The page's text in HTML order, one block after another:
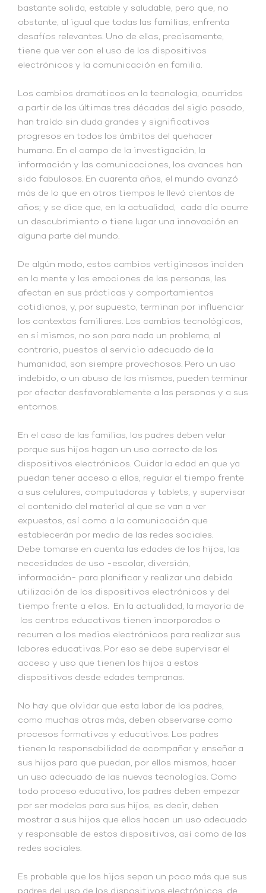
bastante solida, estable y saludable, pero que, no
obstante, al igual que todas las familias, enfrenta
desafíos relevantes. Uno de ellos, precisamente,
tiene que ver con el uso de los dispositivos
electrónicos y la comunicación en familia.
Los cambios dramáticos en la tecnología, ocurridos
a partir de las últimas tres décadas del siglo pasado,
han traído sin duda grandes y significativos
progresos en todos los ámbitos del quehacer
humano. En el campo de la investigación, la
información y las comunicaciones, los avances han
sido fabulosos. En cuarenta años, el mundo avanzó
más de lo que en otros tiempos le llevó cientos de
años; y se dice que, en la actualidad, cada día ocurre
un descubrimiento o tiene lugar una innovación en
alguna parte del mundo.
De algún modo, estos cambios vertiginosos inciden
en la mente y las emociones de las personas, les
afectan en sus prácticas y comportamientos
cotidianos, y, por supuesto, terminan por influenciar
los contextos familiares. Los cambios tecnológicos,
en sí mismos, no son para nada un problema, al
contrario, puestos al servicio adecuado de la
humanidad, son siempre provechosos. Pero un uso
indebido, o un abuso de los mismos, pueden terminar
por afectar desfavorablemente a las personas y a sus
entornos.
En el caso de las familias, los padres deben velar
porque sus hijos hagan un uso correcto de los
dispositivos electrónicos. Cuidar la edad en que ya
puedan tener acceso a ellos, regular el tiempo frente
a sus celulares, computadoras y tablets, y supervisar
el contenido del material al que se van a ver
expuestos, así como a la comunicación que
establecerán por medio de las redes sociales.
Debe tomarse en cuenta las edades de los hijos, las
necesidades de uso -escolar, diversión,
información- para planificar y realizar una debida
utilización de los dispositivos electrónicos y del
tiempo frente a ellos. En la actualidad, la mayoría de
los centros educativos tienen incorporados o
recurren a los medios electrónicos para realizar sus
labores educativas. Por eso se debe supervisar el
acceso y uso que tienen los hijos a estos
dispositivos desde edades tempranas.
No hay que olvidar que esta labor de los padres,
como muchas otras más, deben observarse como
procesos formativos y educativos. Los padres
tienen la responsabilidad de acompañar y enseñar a
sus hijos para que puedan, por ellos mismos, hacer
un uso adecuado de las nuevas tecnologías. Como
todo proceso educativo, los padres deben empezar
por ser modelos para sus hijos, es decir, deben
mostrar a sus hijos que ellos hacen un uso adecuado
y responsable de estos dispositivos, así como de las
redes sociales.
Es probable que los hijos sepan un poco más que sus